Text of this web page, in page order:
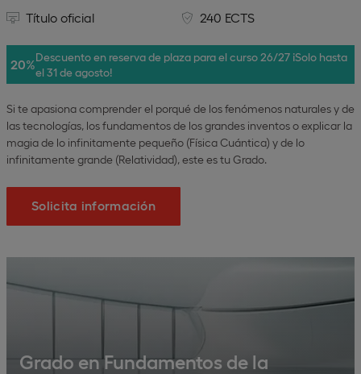
Título oficial
240 ECTS
20%Descuento en reserva de plaza para el curso 26/27 ¡Solo hasta
el 31 de agosto!
Si te apasiona comprender el porqué de los fenómenos naturales y de
las tecnologías, los fundamentos de los grandes inventos o explicar la
magia de lo infinitamente pequeño (Física Cuántica) y de lo
infinitamente grande (Relatividad), este es tu Grado.
Solicita información
Grado en Fundamentos de la